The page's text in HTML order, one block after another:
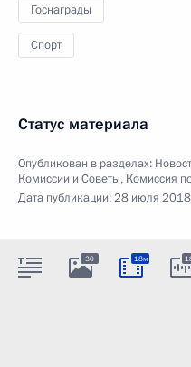
Госнаграды
Спорт
Статус материала
Опубликован в разделах:
Комиссии и Советы, Комиссия
Дата публикации:28 июля
30 18м